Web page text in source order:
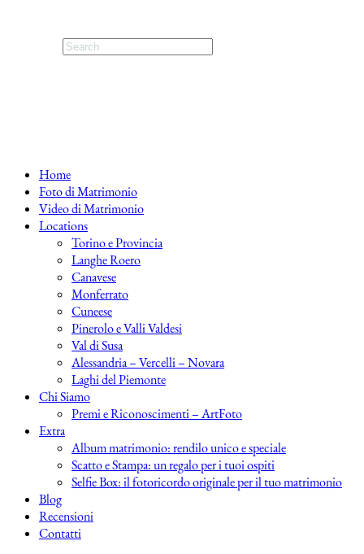
Home
Foto di Matrimonio
Video di Matrimonio
Locations
Torino e Provincia
Langhe Roero
Canavese
Monferrato
Cuneese
Pinerolo e Valli Valdesi
Val di Susa
Alessandria – Vercelli – Novara
Laghi del Piemonte
Chi Siamo
Premi e Riconoscimenti – ArtFoto
Extra
Album matrimonio: rendilo unico e speciale
Scatto e Stampa: un regalo per i tuoi ospiti
Selfie Box: il fotoricordo originale per il tuo matrimonio
Blog
Recensioni
Contatti